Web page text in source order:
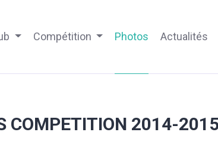
Compétition Photos Actualités
COMPETITION 2014-